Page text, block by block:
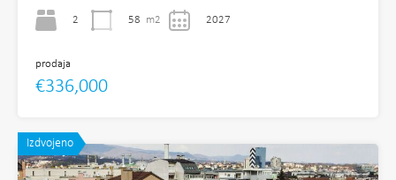
2 58 m2 2027
prodaja
€336,000
Izdvojeno